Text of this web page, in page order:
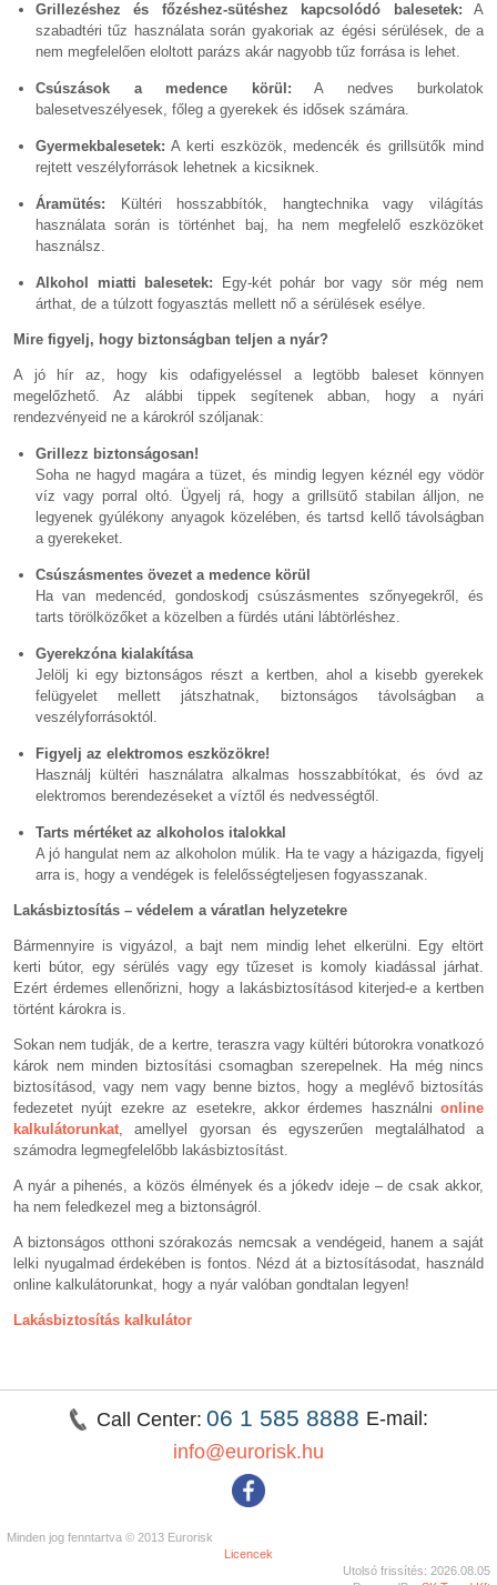
Grillezéshez és főzéshez-sütéshez kapcsolódó balesetek: A
szabadtéri tűz használata során gyakoriak az égési sérülések, de a
nem megfelelően eloltott parázs akár nagyobb tűz forrása is lehet.
Csúszások a medence körül: A nedves burkolatok
balesetveszélyesek, főleg a gyerekek és idősek számára.
Gyermekbalesetek: A kerti eszközök, medencék és grillsütők mind
rejtett veszélyforrások lehetnek a kicsiknek.
Áramütés: Kültéri hosszabbítók, hangtechnika vagy világítás
használata során is történhet baj, ha nem megfelelő eszközöket
használsz.
Alkohol miatti balesetek: Egy-két pohár bor vagy sör még nem
árthat, de a túlzott fogyasztás mellett nő a sérülések esélye.
Mire figyelj, hogy biztonságban teljen a nyár?
A jó hír az, hogy kis odafigyeléssel a legtöbb baleset könnyen
megelőzhető. Az alábbi tippek segítenek abban, hogy a nyári
rendezvényeid ne a károkról szóljanak:
Grillezz biztonságosan!
Soha ne hagyd magára a tüzet, és mindig legyen kéznél egy vödör
víz vagy porral oltó. Ügyelj rá, hogy a grillsütő stabilan álljon, ne
legyenek gyúlékony anyagok közelében, és tartsd kellő távolságban
a gyerekeket.
Csúszásmentes övezet a medence körül
Ha van medencéd, gondoskodj csúszásmentes szőnyegekről, és
tarts törölközőket a közelben a fürdés utáni lábtörléshez.
Gyerekzóna kialakítása
Jelölj ki egy biztonságos részt a kertben, ahol a kisebb gyerekek
felügyelet mellett játszhatnak, biztonságos távolságban a
veszélyforrásoktól.
Figyelj az elektromos eszközökre!
Használj kültéri használatra alkalmas hosszabbítókat, és óvd az
elektromos berendezéseket a víztől és nedvességtől.
Tarts mértéket az alkoholos italokkal
A jó hangulat nem az alkoholon múlik. Ha te vagy a házigazda, figyelj
arra is, hogy a vendégek is felelősségteljesen fogyasszanak.
Lakásbiztosítás – védelem a váratlan helyzetekre
Bármennyire is vigyázol, a bajt nem mindig lehet elkerülni. Egy eltört
kerti bútor, egy sérülés vagy egy tűzeset is komoly kiadással járhat.
Ezért érdemes ellenőrizni, hogy a lakásbiztosításod kiterjed-e a kertben
történt károkra is.
Sokan nem tudják, de a kertre, teraszra vagy kültéri bútorokra vonatkozó
károk nem minden biztosítási csomagban szerepelnek. Ha még nincs
biztosításod, vagy nem vagy benne biztos, hogy a meglévő biztosítás
fedezetet nyújt ezekre az esetekre, akkor érdemes használni online
kalkulátorunkat, amellyel gyorsan és egyszerűen megtalálhatod a
számodra legmegfelelőbb lakásbiztosítást.
A nyár a pihenés, a közös élmények és a jókedv ideje – de csak akkor,
ha nem feledkezel meg a biztonságról.
A biztonságos otthoni szórakozás nemcsak a vendégeid, hanem a saját
lelki nyugalmad érdekében is fontos. Nézd át a biztosításodat, használd
online kalkulátorunkat, hogy a nyár valóban gondtalan legyen!
Lakásbiztosítás kalkulátor
Call Center: 06 1 585 8888 E-mail:
info@eurorisk.hu
Minden jog fenntartva © 2013 Eurorisk
Licencek
Utolsó frissítés: 2026.08.05